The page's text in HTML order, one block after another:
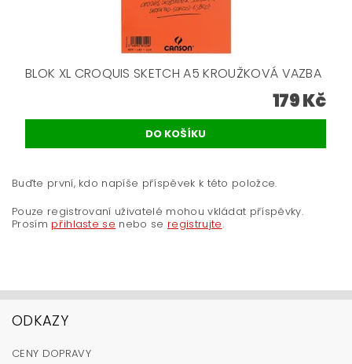
BLOK XL CROQUIS SKETCH A5 KROUŽKOVÁ VAZBA
179 Kč
Buďte první, kdo napíše příspěvek k této položce.
Pouze registrovaní uživatelé mohou vkládat příspěvky.
Prosím přihlaste se nebo se registrujte.
ODKAZY
CENY DOPRAVY